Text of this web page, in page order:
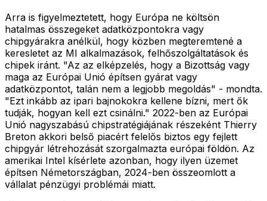
Arra is figyelmeztetett, hogy Európa ne költsön
hatalmas összegeket adatközpontokra vagy
chipgyárakra anélkül, hogy közben megteremtené a
keresletet az MI alkalmazások, felhőszolgáltatások és
chipek iránt. "Az az elképzelés, hogy a Bizottság vagy
maga az Európai Unió építsen gyárat vagy
adatközpontot, talán nem a legjobb megoldás" - mondta.
"Ezt inkább az ipari bajnokokra kellene bízni, mert ők
tudják, hogyan kell ezt csinálni." 2022-ben az Európai
Unió nagyszabású chipstratégiájának részeként Thierry
Breton akkori belső piacért felelős biztos egy fejlett
chipgyár létrehozását szorgalmazta európai földön. Az
amerikai Intel kísérlete azonban, hogy ilyen üzemet
építsen Németországban, 2024-ben összeomlott a
vállalat pénzügyi problémái miatt.